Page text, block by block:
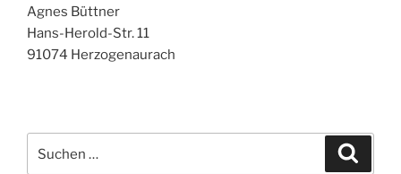
Agnes Büttner
Hans-Herold-Str. 11
91074 Herzogenaurach
nach: